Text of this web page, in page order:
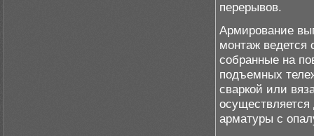
перерывов.
Армирование
монтаж ведется
собранные на
подъемных
сваркой или
арматуры с